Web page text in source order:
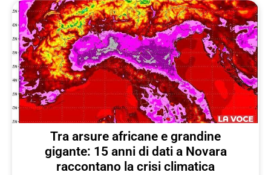
Tra arsure africane e grandine
gigante: 15 anni di dati a Novara
raccontano la crisi climatica